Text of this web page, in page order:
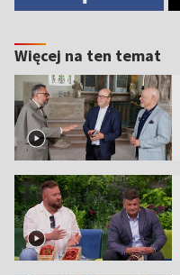
Więcej na ten temat